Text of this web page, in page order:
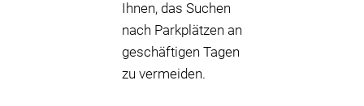
Ihnen, das Suchen
nach Parkplätzen an
geschäftigen Tagen
zu vermeiden.